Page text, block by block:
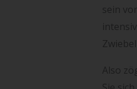
sein
Also